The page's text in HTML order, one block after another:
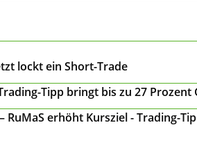
lockt ein Short-Trade
Tipp bringt bis zu 27 Prozent
RuMaS erhöht Kursziel - Trading-